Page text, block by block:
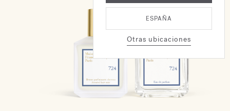
ESPAÑA
Otras ubicaciones